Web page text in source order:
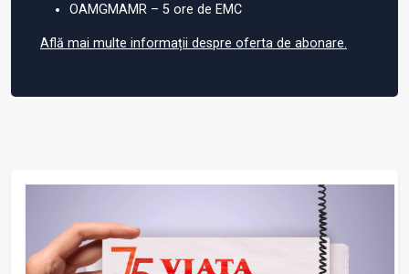
OAMGMAMR – 5 ore de EMC
Află mai multe informații despre oferta de abonare.